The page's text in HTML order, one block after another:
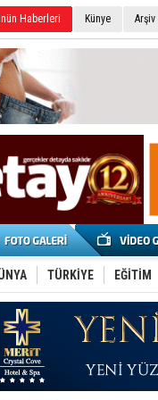
Haberleri Künye Arşiv
TÜRKİYE EĞİTİM